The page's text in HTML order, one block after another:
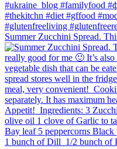
Summer Zucchini Spread.⁠